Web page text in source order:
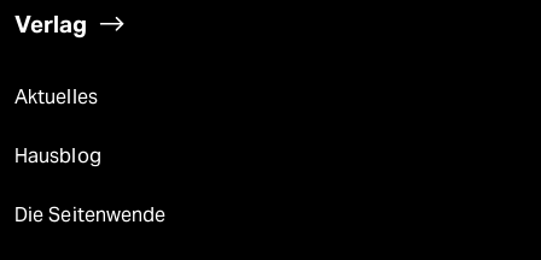
Verlag
Aktuelles
Hausblog
Die Seitenwende